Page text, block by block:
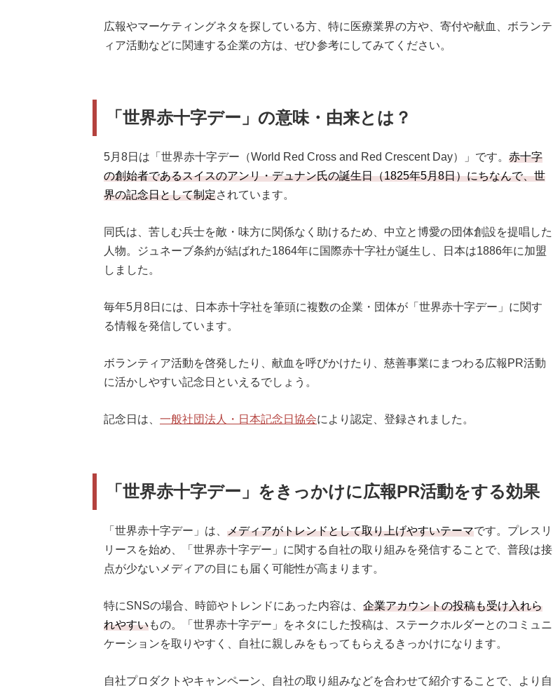
広報やマーケティングネタを探している方、特に医療業界の方や、寄付や献血、ボランテ
ィア活動などに関連する企業の方は、ぜひ参考にしてみてください。
「世界赤十字デー」の意味・由来とは？
5月8日は「世界赤十字デー（World Red Cross and Red Crescent Day）」です。 赤十字
の創始者であるスイスのアンリ・デュナン氏の誕生日（1825年5月8日）にちなんで、世
界の記念日として制定されています。
同氏は、苦しむ兵士を敵・味方に関係なく助けるため、中立と博愛の団体創設を提唱した
人物。ジュネーブ条約が結ばれた1864年に国際赤十字社が誕生し、日本は1886年に加盟
しました。
毎年5月8日には、日本赤十字社を筆頭に複数の企業・団体が「世界赤十字デー」に関す
る情報を発信しています。
ボランティア活動を啓発したり、献血を呼びかけたり、慈善事業にまつわる広報PR活動
に活かしやすい記念日といえるでしょう。
記念日は、 一般社団法人・日本記念日協会により認定、登録されました。
「世界赤十字デー」をきっかけに広報PR活動をする効果
「世界赤十字デー」は、 メディアがトレンドとして取り上げやすいテーマです。プレスリ
リースを始め、「世界赤十字デー」に関する自社の取り組みを発信することで、普段は接
点が少ないメディアの目にも届く可能性が高まります。
特にSNSの場合、時節やトレンドにあった内容は、 企業アカウントの投稿も受け入れら
れやすいもの。「世界赤十字デー」をネタにした投稿は、ステークホルダーとのコミュニ
ケーションを取りやすく、自社に親しみをもってもらえるきっかけになります。
自社プロダクトやキャンペーン、自社の取り組みなどを合わせて紹介することで、より自